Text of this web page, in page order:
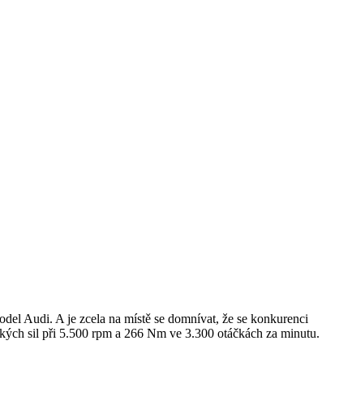
Audi. A je zcela na místě se domnívat, že se konkurenci
sil při 5.500 rpm a 266 Nm ve 3.300 otáčkách za minutu.